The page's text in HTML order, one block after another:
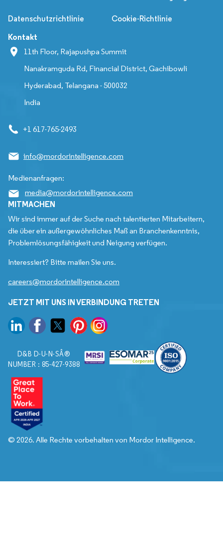
Datenschutzrichtlinie Cookie-Richtlinie
Kontakt
11th Floor, Rajapushpa Summit
Nanakramguda Rd, Financial District, Gachibowli
Hyderabad, Telangana - 500032
India
+1 617-765-2493
info@mordorintelligence.com
Medienanfragen:
media@mordorintelligence.com
MITMACHEN
Wir sind immer auf der Suche nach talentierten Mitarbeitern,
die über ein außergewöhnliches Maß an Branchenkenntnis,
Problemlösungsfähigkeit und Neigung verfügen.
Interessiert? Bitte mailen Sie uns.
careers@mordorintelligence.com
JETZT MIT UNS IN VERBINDUNG TRETEN
D&B D-U-N-SÂ®
NUMBER : 85-427-9388
© 2026. Alle Rechte vorbehalten von Mordor Intelligence.